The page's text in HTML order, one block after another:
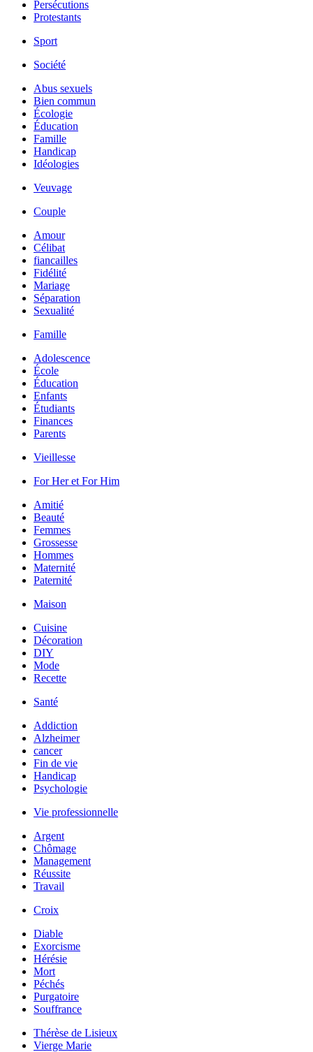
Persécutions
Protestants
Sport
Société
Abus sexuels
Bien commun
Écologie
Éducation
Famille
Handicap
Idéologies
Veuvage
Couple
Amour
Célibat
fiancailles
Fidélité
Mariage
Séparation
Sexualité
Famille
Adolescence
École
Éducation
Enfants
Étudiants
Finances
Parents
Vieillesse
For Her et For Him
Amitié
Beauté
Femmes
Grossesse
Hommes
Maternité
Paternité
Maison
Cuisine
Décoration
DIY
Mode
Recette
Santé
Addiction
Alzheimer
cancer
Fin de vie
Handicap
Psychologie
Vie professionnelle
Argent
Chômage
Management
Réussite
Travail
Croix
Diable
Exorcisme
Hérésie
Mort
Péchés
Purgatoire
Souffrance
Thérèse de Lisieux
Vierge Marie